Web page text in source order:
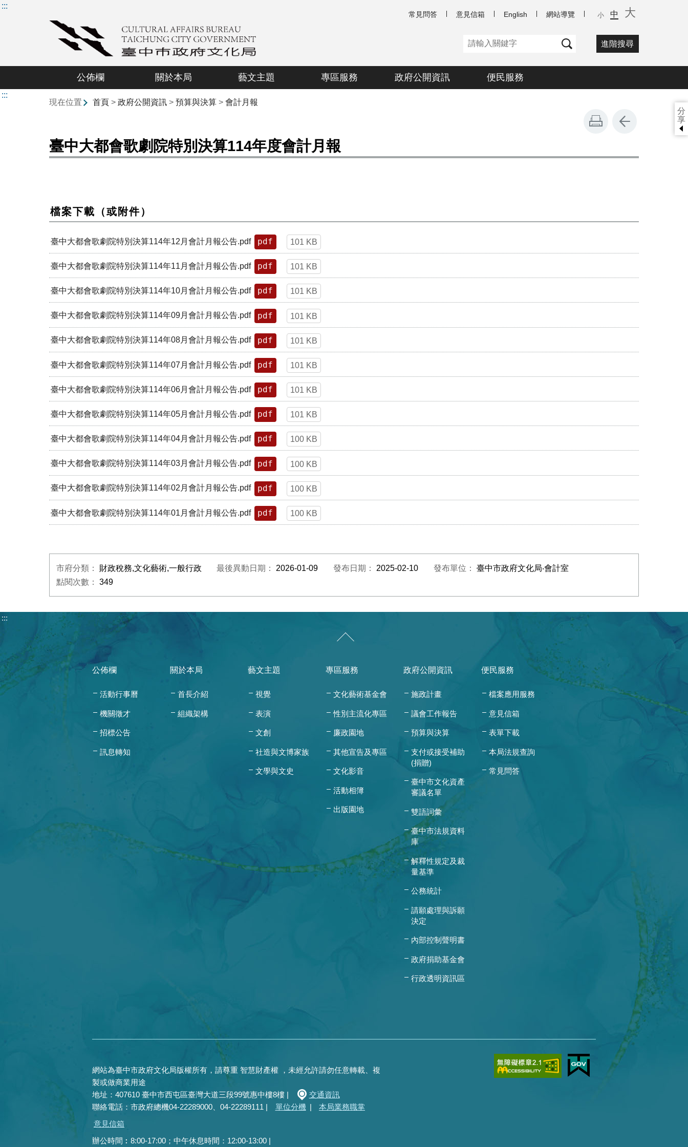
:::
常見問答 意見信箱 English 網站導覽 小 中 大
進階搜尋
公佈欄 關於本局 藝文主題 專區服務 政府公開資訊 便民服務
:::
現在位置
首頁> 政府公開資訊> 預算與決算> 會計月報
分
享
臺中大都會歌劇院特別決算114年度會計月報
檔案下載（或附件）
臺中大都會歌劇院特別決算114年12月會計月報公告.pdf pdf 101 KB
臺中大都會歌劇院特別決算114年11月會計月報公告.pdf pdf 101 KB
臺中大都會歌劇院特別決算114年10月會計月報公告.pdf pdf 101 KB
臺中大都會歌劇院特別決算114年09月會計月報公告.pdf pdf 101 KB
臺中大都會歌劇院特別決算114年08月會計月報公告.pdf pdf 101 KB
臺中大都會歌劇院特別決算114年07月會計月報公告.pdf pdf 101 KB
臺中大都會歌劇院特別決算114年06月會計月報公告.pdf pdf 101 KB
臺中大都會歌劇院特別決算114年05月會計月報公告.pdf pdf 101 KB
臺中大都會歌劇院特別決算114年04月會計月報公告.pdf pdf 100 KB
臺中大都會歌劇院特別決算114年03月會計月報公告.pdf pdf 100 KB
臺中大都會歌劇院特別決算114年02月會計月報公告.pdf pdf 100 KB
臺中大都會歌劇院特別決算114年01月會計月報公告.pdf pdf 100 KB
市府分類： 財政稅務,文化藝術,一般行政 最後異動日期： 2026-01-09 發布日期： 2025-02-10 發布單位： 臺中市政府文化局‧會計室
點閱次數： 349
:::
公佈欄
活動行事曆
機關徵才
招標公告
訊息轉知
關於本局
首長介紹
組織架構
藝文主題
視覺
表演
文創
社造與文博家族
文學與文史
專區服務
文化藝術基金會
性別主流化專區
廉政園地
其他宣告及專區
文化影音
活動相簿
出版園地
政府公開資訊
施政計畫
議會工作報告
預算與決算
支付或接受補助
(捐贈)
臺中市文化資產
審議名單
雙語詞彙
臺中市法規資料
庫
解釋性規定及裁
量基準
公務統計
請願處理與訴願
決定
內部控制聲明書
政府捐助基金會
行政透明資訊區
便民服務
檔案應用服務
意見信箱
表單下載
本局法規查詢
常見問答
網站為臺中市政府文化局版權所有，請尊重 智慧財產權 ，未經允許請勿任意轉載、複
製或做商業用途
地址：407610 臺中市西屯區臺灣大道三段99號惠中樓8樓 |
交通資訊
聯絡電話：市政府總機04-22289000、04-22289111 |
單位分機 |
本局業務職掌
意見信箱
辦公時間︰8:00-17:00；中午休息時間：12:00-13:00 |